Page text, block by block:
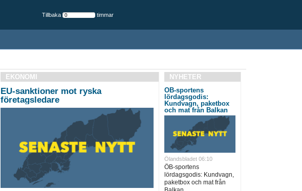
Tillbaka timmar
EKONOMI
EU-sanktioner mot ryska
företagsledare
NYHETER
ÖB-sportens
lördagsgodis:
Kundvagn, paketbox
och mat från Balkan
Ölandsbladet 06:10
ÖB-sportens
lördagsgodis: Kundvagn,
paketbox och mat från